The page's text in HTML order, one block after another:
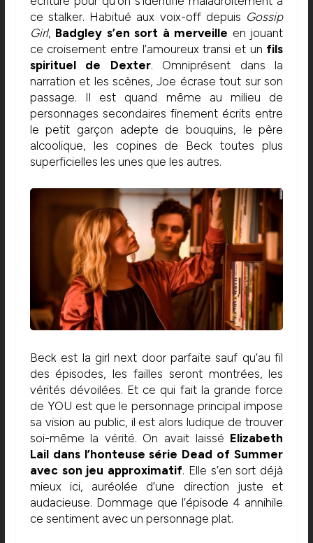
ce stalker. Habitué aux voix-off depuis Gossip
Girl, Badgley s’en sort à merveille en jouant
ce croisement entre l’amoureux transi et un fils
spirituel de
Dexter. Omniprésent dans la
narration et les scènes, Joe écrase tout sur son
passage. Il est quand même au milieu de
personnages secondaires finement écrits entre
le petit garçon adepte de bouquins, le père
alcoolique, les copines de Beck toutes plus
superficielles les unes que les autres.
Beck est la girl next door parfaite sauf qu’au fil
des épisodes, les failles seront montrées, les
vérités dévoilées. Et ce qui fait la grande force
de YOU est que le personnage principal impose
sa vision au public, il est alors ludique de trouver
soi-même la vérité. On avait laissé Elizabeth
Lail dans l’honteuse série Dead of Summer
avec son jeu approximatif. Elle s’en sort déjà
mieux ici, auréolée d’une direction juste et
audacieuse. Dommage que l’épisode 4 annihile
ce sentiment avec un personnage plat.